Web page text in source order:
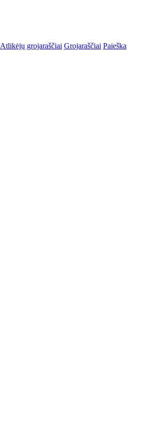
Atlikėjų grojaraščiai Grojaraščiai Paieška